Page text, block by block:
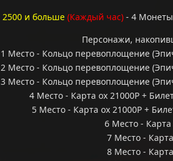
2500 и больше (Каждый час)- 4 Монеты
Персонажи,
1 Место - Кольцо перевоплощение
2 Место - Кольцо перевоплощение
3 Место - Кольцо перевоплощение
4 Место - Карта ох 21000Р +
5 Место - Карта ох 21000Р +
6 Место - Карта
7 Место -
8 Место -